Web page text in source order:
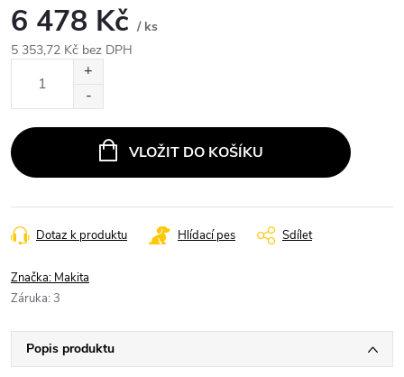
6 478 Kč / ks
5 353,72 Kč bez DPH
VLOŽIT DO KOŠÍKU
Dotaz k produktu Hlídací pes Sdílet
Značka: Makita
Záruka: 3
Popis produktu